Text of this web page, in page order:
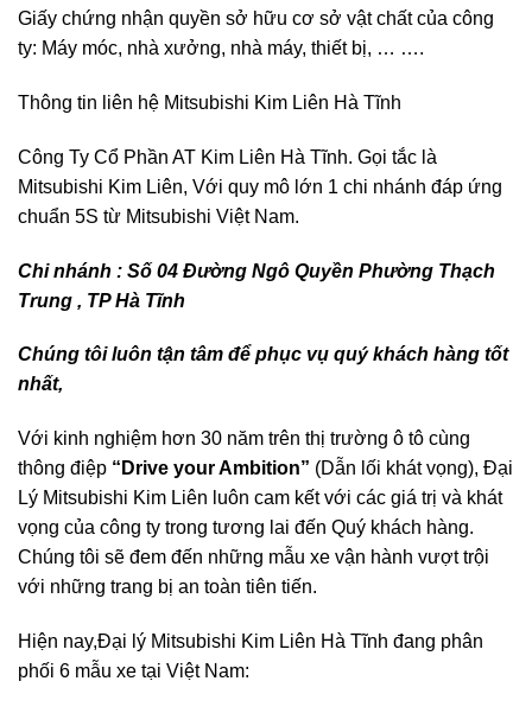
Giấy chứng nhận quyền sở hữu cơ sở vật chất của công
ty: Máy móc, nhà xưởng, nhà máy, thiết bị, … ….
Thông tin liên hệ Mitsubishi Kim Liên Hà Tĩnh
Công Ty Cổ Phần AT Kim Liên Hà Tĩnh. Gọi tắc là
Mitsubishi Kim Liên, Với quy mô lớn 1 chi nhánh đáp ứng
chuẩn 5S từ Mitsubishi Việt Nam.
Chi nhánh : Số 04 Đường Ngô Quyền Phường Thạch
Trung , TP Hà Tĩnh
Chúng tôi luôn tận tâm để phục vụ quý khách hàng tốt
nhất,
Với kinh nghiệm hơn 30 năm trên thị trường ô tô cùng
thông điệp “Drive your Ambition” (Dẫn lối khát vọng), Đại
Lý Mitsubishi Kim Liên luôn cam kết với các giá trị và khát
vọng của công ty trong tương lai đến Quý khách hàng.
Chúng tôi sẽ đem đến những mẫu xe vận hành vượt trội
với những trang bị an toàn tiên tiến.
Hiện nay,Đại lý Mitsubishi Kim Liên Hà Tĩnh đang phân
phối 6 mẫu xe tại Việt Nam: